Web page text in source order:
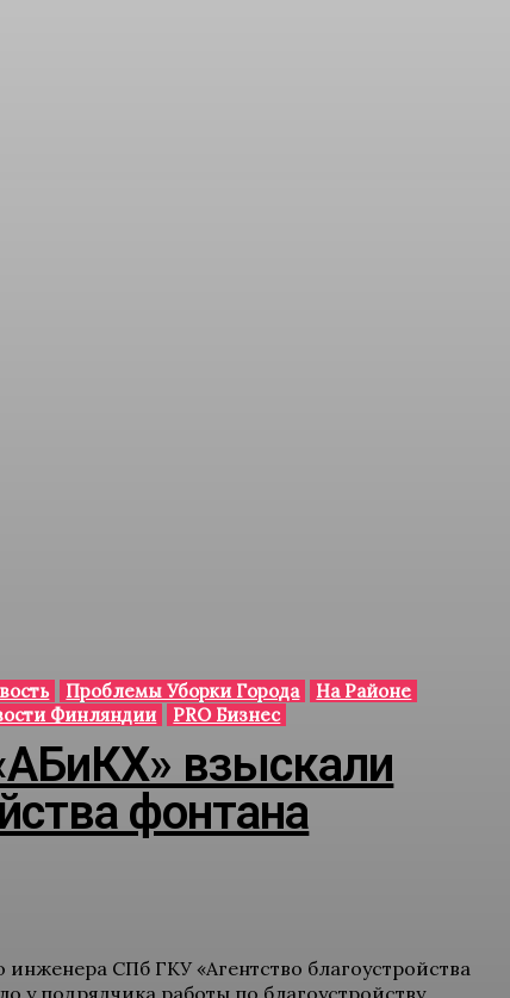
Проблемы Уборки Города
На Районе
Финляндии PRO Бизнес
взыскали
фонтана
СПб ГКУ «Агентство благоустройства
у подрядчика работы по благоустройству